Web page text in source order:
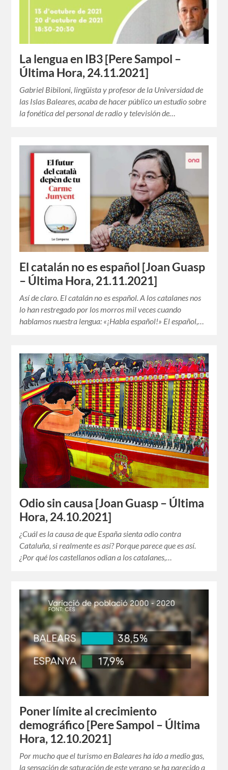
La lengua en IB3 [Pere Sampol –
Última Hora, 24.11.2021]
Gabriel Bibiloni, lingüista y profesor de la Universidad de
las Islas Baleares, acaba de hacer público un estudio sobre
la fonética del personal de radio y televisión de…
El catalán no es español [Joan Guasp
– Última Hora, 21.11.2021]
Así de claro. El catalán no es español. A los catalanes nos
lo han restregado por los morros mil veces cuando
hablamos nuestra lengua: «¡Habla español!» El español,…
Odio sin causa [Joan Guasp – Última
Hora, 24.10.2021]
¿Cuál es la causa de que España sienta odio contra
Cataluña, si realmente es así? Porque parece que es así.
¿Por qué los castellanos odian a los catalanes,…
Poner límite al crecimiento
demográfico [Pere Sampol – Última
Hora, 12.10.2021]
Por mucho que el turismo en Baleares ha ido a medio gas,
la sensación de saturación de este verano se ha parecido a